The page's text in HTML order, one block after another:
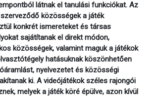
látnak el tanulási funkciókat. Az
közösségek a játék
konkrét ismereteket és társas
sajátítanak el direkt módon,
közösségek, valamint maguk a játékok
hatásuknak köszönhetően
nyelvezetet és közösségi
ki. A videójátékok széles rajongói
melyek a játék köré épülve, azon kívül